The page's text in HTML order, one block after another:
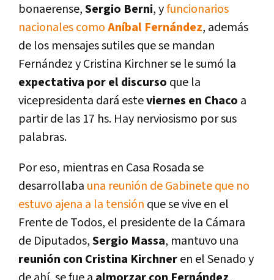
bonaerense,Sergio Berni, yfuncionarios
nacionales comoAníbal Fernández, además
de los mensajes sutiles que se mandan
Fernández y Cristina Kirchner se le sumó la
expectativa por el discurso que la
vicepresidenta dará esteviernes en Chaco a
partir de las 17 hs. Hay nerviosismo por sus
palabras.
Por eso, mientras en Casa Rosada se
desarrollaba una reunión de Gabinete que no
estuvo ajena a la tensión que se vive en el
Frente de Todos, el presidente de la Cámara
de Diputados,Sergio Massa, mantuvo una
reunión con Cristina Kirchneren el Senado y